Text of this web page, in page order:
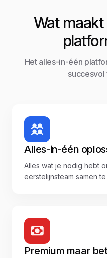
Wat
Het alles-in-één
succesvol
Alles-in-één
Alles wat je nodig hebt
eerstelijnsteam samen
Premium maar